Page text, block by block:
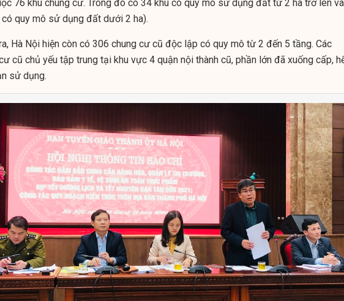
76 khu chung cư. Trong đó có 34 khu có quy mô sử dụng đất từ 2 ha trở lên và
có quy mô sử dụng đất dưới 2 ha).
Hà Nội hiện còn có 306 chung cư cũ độc lập có quy mô từ 2 đến 5 tầng. Các
cũ chủ yếu tập trung tại khu vực 4 quận nội thành cũ, phần lớn đã xuống cấp,
sử dụng.